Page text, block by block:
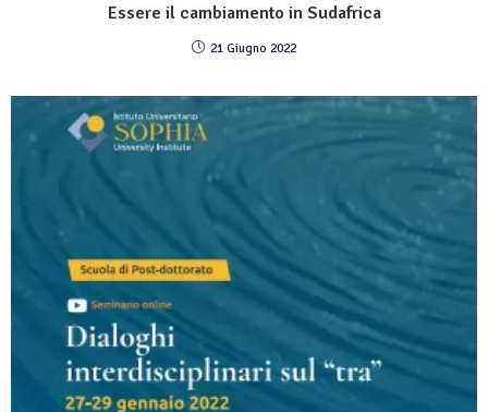
Essere il cambiamento in Sudafrica
21 Giugno 2022